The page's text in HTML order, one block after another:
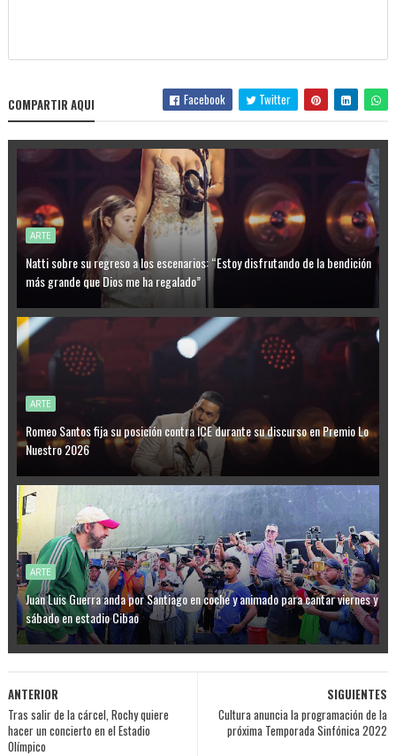
COMPARTIR AQUI Facebook Twitter
ARTE
Natti sobre su regreso a los escenarios: “Estoy disfrutando de la bendición
más grande que Dios me ha regalado”
ARTE
Romeo Santos fija su posición contra ICE durante su discurso en Premio Lo
Nuestro 2026
ARTE
Juan Luis Guerra anda por Santiago en coche y animado para cantar viernes y
sábado en estadio Cibao
SIGUIENTES
Cultura anuncia la programación de la
próxima Temporada Sinfónica 2022
ANTERIOR
Tras salir de la cárcel, Rochy quiere
hacer un concierto en el Estadio
Olímpico